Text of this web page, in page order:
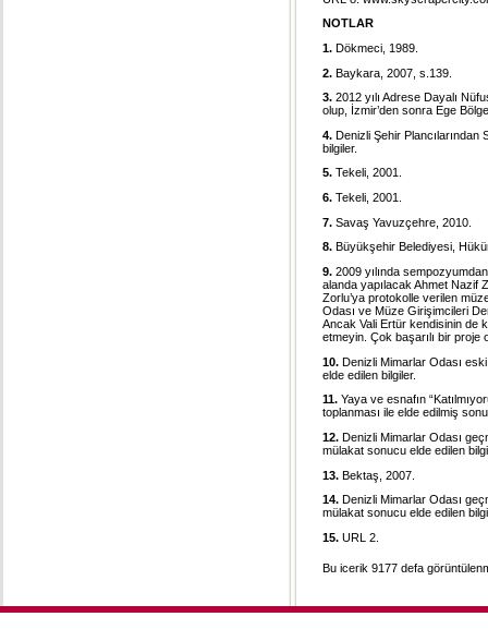
NOTLAR
1. Dökmeci, 1989.
2. Baykara, 2007, s.139.
3. 2012 yılı Adrese Dayalı
olup, İzmir’den sonra Ege
4. Denizli Şehir
bilgiler.
5. Tekeli, 2001.
6. Tekeli, 2001.
7. Savaş Yavuzçehre, 2010.
8. Büyükşehir Belediyesi,
9. 2009 yılında
alanda yapılacak Ahmet Nazif
Zorlu’ya protokolle verilen
Odası ve Müze Girişimcileri
Ancak Vali Ertür kendisinin de
etmeyin. Çok başarılı bir proje
10. Denizli Mimarlar Odası
elde edilen bilgiler.
11. Yaya ve esnafın
toplanması ile elde edilmiş
12. Denizli Mimarlar Odası
mülakat sonucu elde edilen
13. Bektaş, 2007.
14. Denizli Mimarlar Odası
mülakat sonucu elde edilen
15. URL 2.
Bu icerik 9177 defa